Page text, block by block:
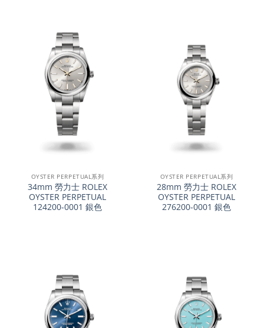
OYSTER PERPETUAL系列
34mm 勞力士 ROLEX
OYSTER PERPETUAL
124200-0001 銀色
OYSTER PERPETUAL系列
28mm 勞力士 ROLEX
OYSTER PERPETUAL
276200-0001 銀色